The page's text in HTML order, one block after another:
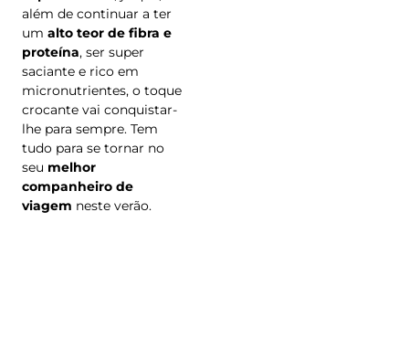
além de continuar a ter
um alto teor de fibra e
proteína, ser super
saciante e rico em
micronutrientes, o toque
crocante vai conquistar-
lhe para sempre. Tem
tudo para se tornar no
seu melhor
companheiro de
viagem neste verão.